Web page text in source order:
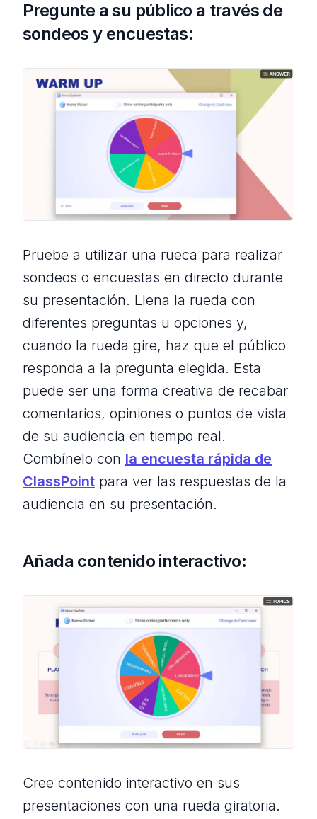
Pregunte a su público a través de
sondeos y encuestas:
Pruebe a utilizar una rueca para realizar
sondeos o encuestas en directo durante
su presentación. Llena la rueda con
diferentes preguntas u opciones y,
cuando la rueda gire, haz que el público
responda a la pregunta elegida. Esta
puede ser una forma creativa de recabar
comentarios, opiniones o puntos de vista
de su audiencia en tiempo real.
Combínelo con la encuesta rápida de
ClassPoint para ver las respuestas de la
audiencia en su presentación.
Añada contenido interactivo:
Cree contenido interactivo en sus
presentaciones con una rueda giratoria.